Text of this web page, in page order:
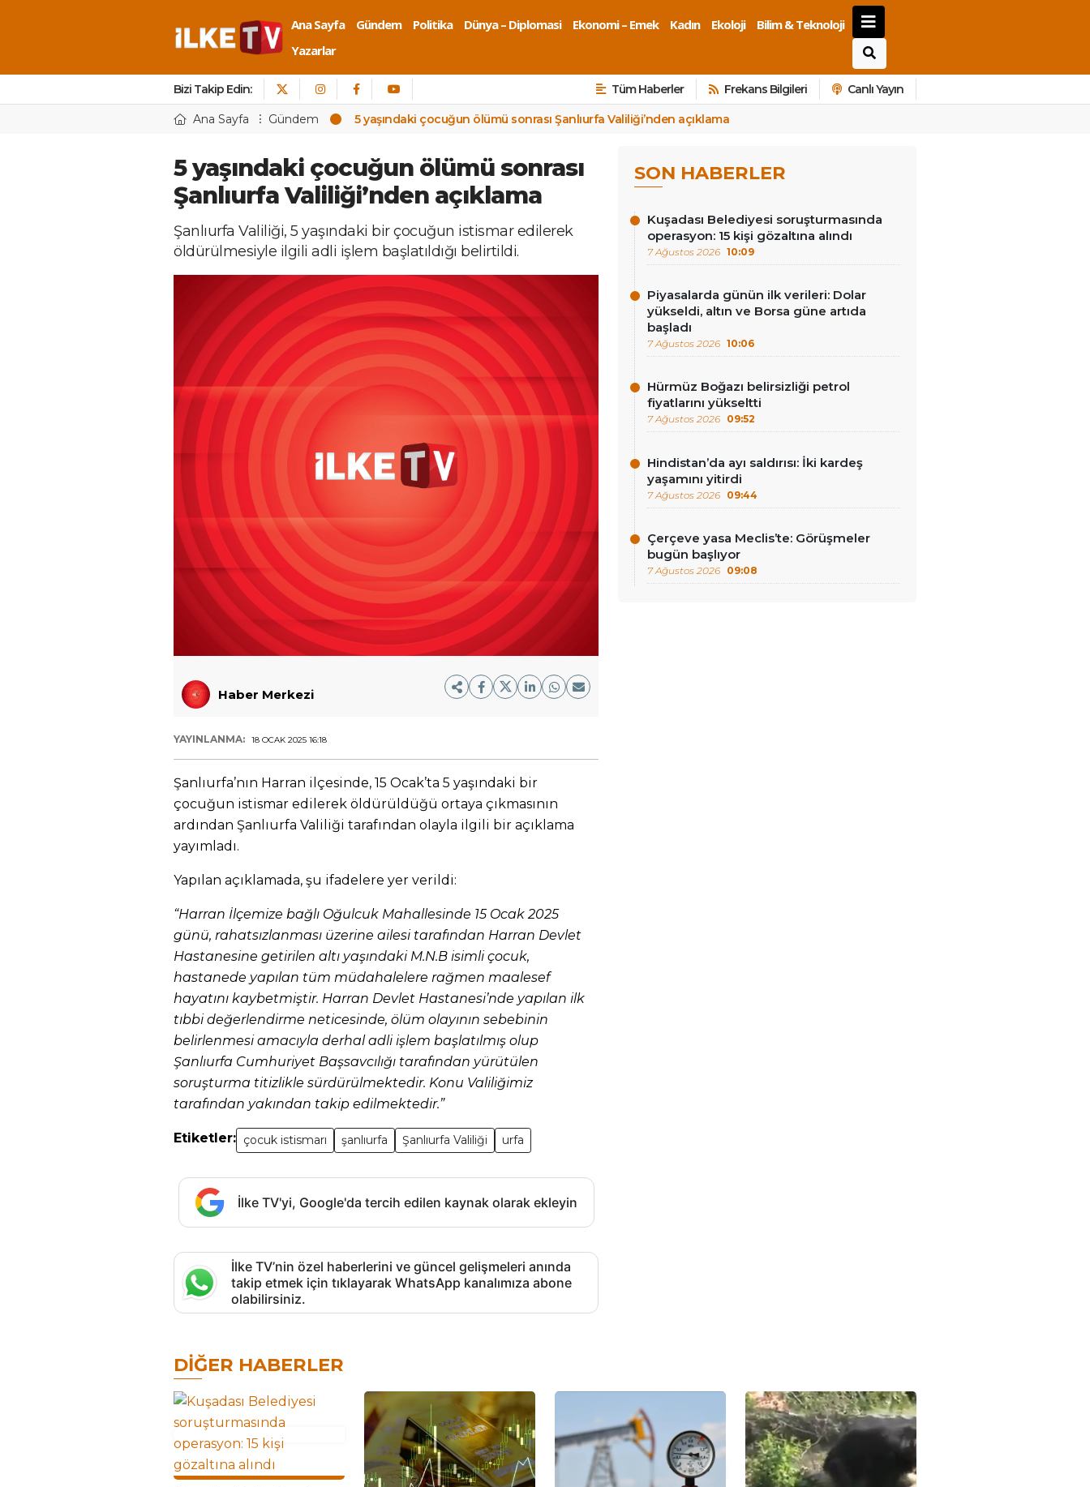
Ana Sayfa Gündem Politika Dünya – Diplomasi Ekonomi – Emek Kadın Ekoloji
Bilim & Teknoloji
Yazarlar
Bizi Takip Edin: Tüm Haberler Frekans Bilgileri Canlı Yayın
Ana Sayfa Gündem 5 yaşındaki çocuğun ölümü sonrası Şanlıurfa Valiliği’nden açıklama
5 yaşındaki çocuğun ölümü sonrası
Şanlıurfa Valiliği’nden açıklama
Şanlıurfa Valiliği, 5 yaşındaki bir çocuğun istismar edilerek
öldürülmesiyle ilgili adli işlem başlatıldığı belirtildi.
Haber Merkezi
YAYINLANMA: 18 OCAK 2025 16:18
Şanlıurfa’nın Harran ilçesinde, 15 Ocak’ta 5 yaşındaki bir
çocuğun istismar edilerek öldürüldüğü ortaya çıkmasının
ardından Şanlıurfa Valiliği tarafından olayla ilgili bir açıklama
yayımladı.
Yapılan açıklamada, şu ifadelere yer verildi:
“Harran İlçemize bağlı Oğulcuk Mahallesinde 15 Ocak 2025
günü, rahatsızlanması üzerine ailesi tarafından Harran Devlet
Hastanesine getirilen altı yaşındaki M.N.B isimli çocuk,
hastanede yapılan tüm müdahalelere rağmen maalesef
hayatını kaybetmiştir. Harran Devlet Hastanesi’nde yapılan ilk
tıbbi değerlendirme neticesinde, ölüm olayının sebebinin
belirlenmesi amacıyla derhal adli işlem başlatılmış olup
Şanlıurfa Cumhuriyet Başsavcılığı tarafından yürütülen
soruşturma titizlikle sürdürülmektedir. Konu Valiliğimiz
tarafından yakından takip edilmektedir.”
Etiketler: çocuk istismarı şanlıurfa Şanlıurfa Valiliği urfa
İlke TV'yi, Google'da tercih edilen kaynak olarak ekleyin
İlke TV’nin özel haberlerini ve güncel gelişmeleri anında
takip etmek için tıklayarak WhatsApp kanalımıza abone
olabilirsiniz.
SON HABERLER
Kuşadası Belediyesi soruşturmasında
operasyon: 15 kişi gözaltına alındı
7 Ağustos 2026 10:09
Piyasalarda günün ilk verileri: Dolar
yükseldi, altın ve Borsa güne artıda
başladı
7 Ağustos 2026 10:06
Hürmüz Boğazı belirsizliği petrol
fiyatlarını yükseltti
7 Ağustos 2026 09:52
Hindistan’da ayı saldırısı: İki kardeş
yaşamını yitirdi
7 Ağustos 2026 09:44
Çerçeve yasa Meclis’te: Görüşmeler
bugün başlıyor
7 Ağustos 2026 09:08
DIĞER HABERLER